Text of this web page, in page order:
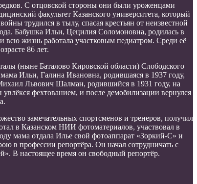
С отцовской стороны они были уроженцами
факультет Казанского университета, который
трудился в тылу, спасая крестьян от неизвестной
Бабушка Ильи, Цецилия Соломоновна, родилась в
жизнь работала участковым педиатром. Среди её
86 лет.
(ныне Баталово Кировской области) Слободского
Ильи, Галина Ивановна, родившаяся в 1937 году,
Львович Шалман, родившийся в 1931 году, на
увлёкся фехтованием, и после демобилизации вернулся
замечательных спортсменов и тренеров, получил
в Казанском НИИ фотоматериалов, участвовал в
мама отдала Илье свой фотоаппарат «Зоркий-С» и
в профессии репортёра. Он начал сотрудничать с
В настоящее время он свободный репортёр.